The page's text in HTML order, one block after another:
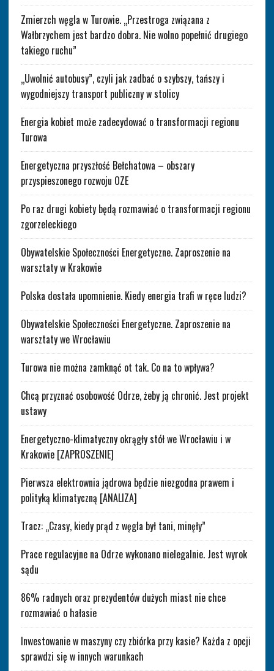
Zmierzch węgla w Turowie. „Przestroga związana z
Wałbrzychem jest bardzo dobra. Nie wolno popełnić drugiego
takiego ruchu”
„Uwolnić autobusy”, czyli jak zadbać o szybszy, tańszy i
wygodniejszy transport publiczny w stolicy
Energia kobiet może zadecydować o transformacji regionu
Turowa
Energetyczna przyszłość Bełchatowa – obszary
przyspieszonego rozwoju OZE
Po raz drugi kobiety będą rozmawiać o transformacji regionu
zgorzeleckiego
Obywatelskie Społeczności Energetyczne. Zaproszenie na
warsztaty w Krakowie
Polska dostała upomnienie. Kiedy energia trafi w ręce ludzi?
Obywatelskie Społeczności Energetyczne. Zaproszenie na
warsztaty we Wrocławiu
Turowa nie można zamknąć ot tak. Co na to wpływa?
Chcą przyznać osobowość Odrze, żeby ją chronić. Jest projekt
ustawy
Energetyczno-klimatyczny okrągły stół we Wrocławiu i w
Krakowie [ZAPROSZENIE]
Pierwsza elektrownia jądrowa będzie niezgodna prawem i
polityką klimatyczną [ANALIZA]
Tracz: „Czasy, kiedy prąd z węgla był tani, minęły”
Prace regulacyjne na Odrze wykonano nielegalnie. Jest wyrok
sądu
86% radnych oraz prezydentów dużych miast nie chce
rozmawiać o hałasie
Inwestowanie w maszyny czy zbiórka przy kasie? Każda z opcji
sprawdzi się w innych warunkach